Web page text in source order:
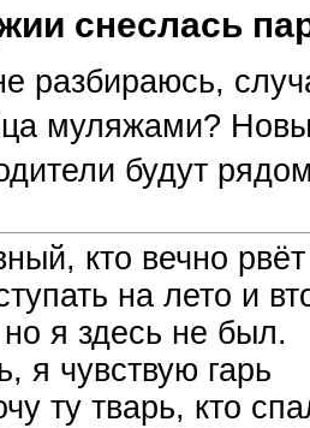
снеслась
разбираюсь,
муляжами?
будут
кто вечно рвёт
на лето и
я здесь не был.
я чувствую гарь
ту тварь, кто